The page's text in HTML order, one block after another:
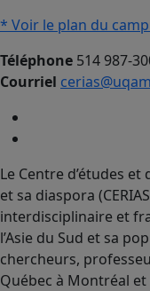
* Voir le plan du
Téléphone 514 987-
Courriel
Le Centre d’études et
et sa diaspora
interdisciplinaire et
l’Asie du Sud et sa
chercheurs,
Québec à Montréal et